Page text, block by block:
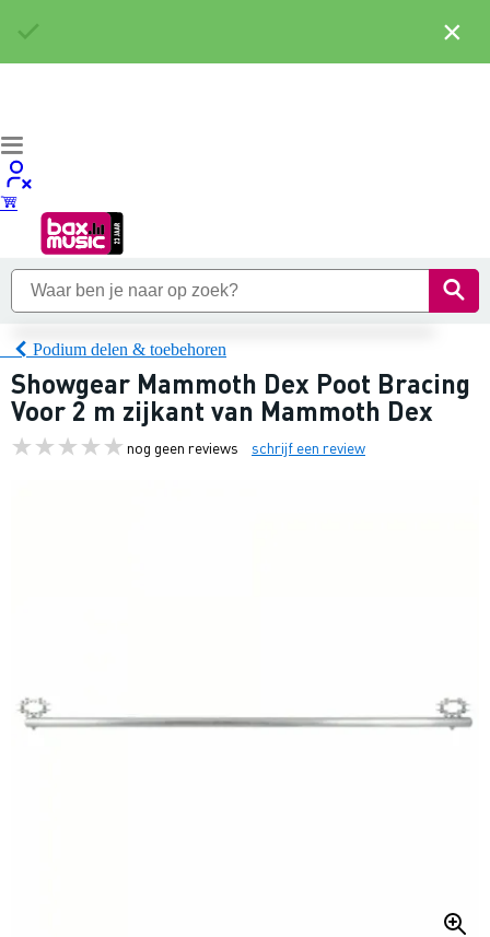
Podium delen & toebehoren
Showgear Mammoth Dex Poot Bracing
Voor 2 m zijkant van Mammoth Dex
nog geen reviews schrijf een review
×